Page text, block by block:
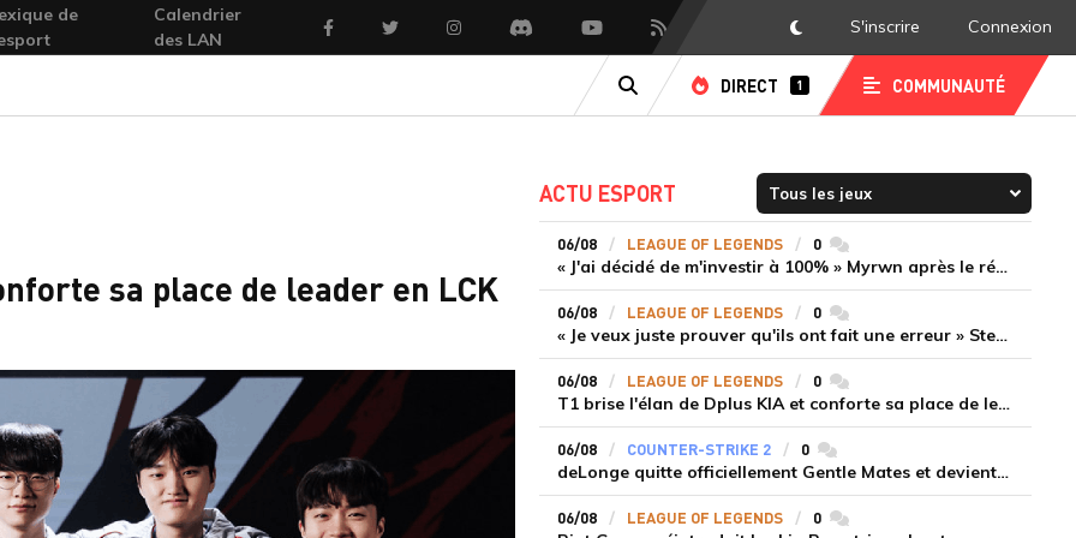
de
Calendrier
des LAN
FacebookTwitter InstagramDiscord YoutubeFlux RSS DarkMode
S'inscrire Connexion
RECHERCHE
DIRECT 1 COMMUNAUTÉ
sa place de leader en LCK
ACTU ESPORT
06/08 LEAGUE OF LEGENDS 0commentaires
« J'ai décidé de m'investir à 100% » Myrwn après le réveil de Movistar KOI face à Fnatic
06/08 LEAGUE OF LEGENDS 0commentaires
« Je veux juste prouver qu'ils ont fait une erreur » Stend se confie sur son mercato chaotique et ses ambitions avec Shifters
06/08 LEAGUE OF LEGENDS 0commentaires
T1 brise l'élan de Dplus KIA et conforte sa place de leader en LCK 2026 Rounds 3-4
06/08 COUNTER-STRIKE 2 0commentaires
deLonge quitte officiellement Gentle Mates et devient agent libre
06/08 LEAGUE OF LEGENDS 0commentaires